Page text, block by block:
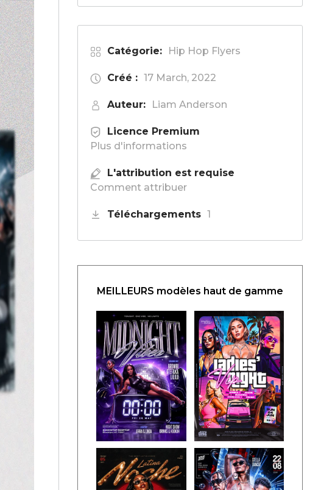
Catégorie: Hip Hop Flyers
Créé : 17 March, 2022
Auteur: Liam Anderson
Licence Premium
Plus d'informations
L'attribution est requise
Comment attribuer
Téléchargements 1
MEILLEURS modèles haut de gamme